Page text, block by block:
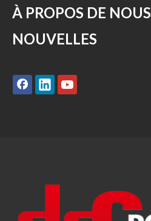
À PROPOS DE NOUS
NOUVELLES